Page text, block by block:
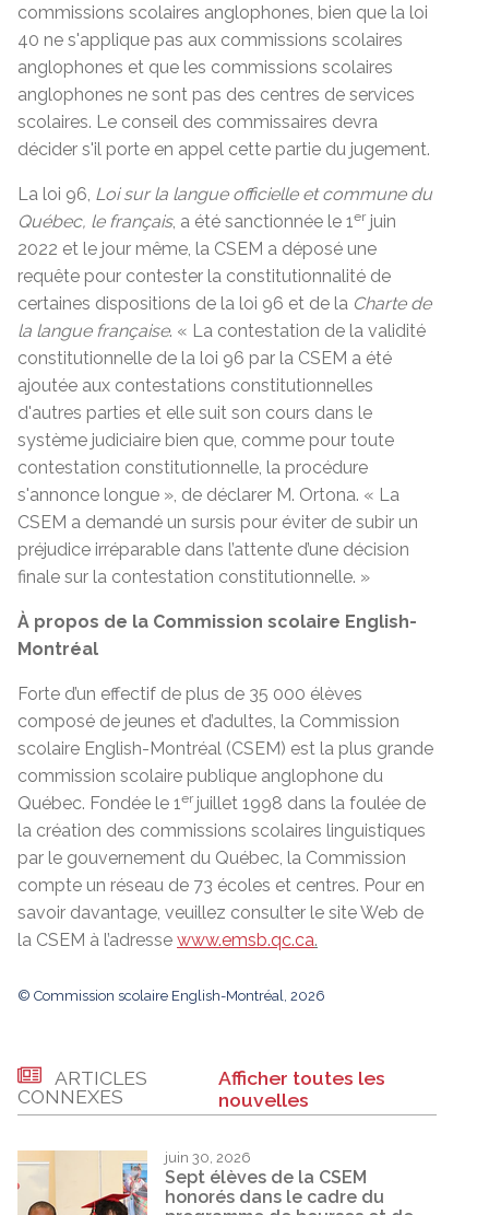
commissions scolaires anglophones, bien que la loi
40 ne s'applique pas aux commissions scolaires
anglophones et que les commissions scolaires
anglophones ne sont pas des centres de services
scolaires. Le conseil des commissaires devra
décider s'il porte en appel cette partie du jugement.
La loi 96, Loi sur la langue officielle et commune du
Québec, le français, a été sanctionnée le 1erjuin
2022 et le jour même, la CSEM a déposé une
requête pour contester la constitutionnalité de
certaines dispositions de la loi 96 et de la Charte de
la langue française. « La contestation de la validité
constitutionnelle de la loi 96 par la CSEM a été
ajoutée aux contestations constitutionnelles
d'autres parties et elle suit son cours dans le
système judiciaire bien que, comme pour toute
contestation constitutionnelle, la procédure
s'annonce longue », de déclarer M. Ortona. « La
CSEM a demandé un sursis pour éviter de subir un
préjudice irréparable dans l’attente d’une décision
finale sur la contestation constitutionnelle. »
À propos de la Commission scolaire English-
Montréal
Forte d’un effectif de plus de 35 000 élèves
composé de jeunes et d’adultes, la Commission
scolaire English-Montréal (CSEM) est la plus grande
commission scolaire publique anglophone du
Québec. Fondée le 1er juillet 1998 dans la foulée de
la création des commissions scolaires linguistiques
par le gouvernement du Québec, la Commission
compte un réseau de 73 écoles et centres. Pour en
savoir davantage, veuillez consulter le site Web de
la CSEM à l’adresse www.emsb.qc.ca.
© Commission scolaire English-Montréal, 2026
ARTICLES
CONNEXES
Afficher toutes les
nouvelles
juin 30, 2026
Sept élèves de la CSEM
honorés dans le cadre du